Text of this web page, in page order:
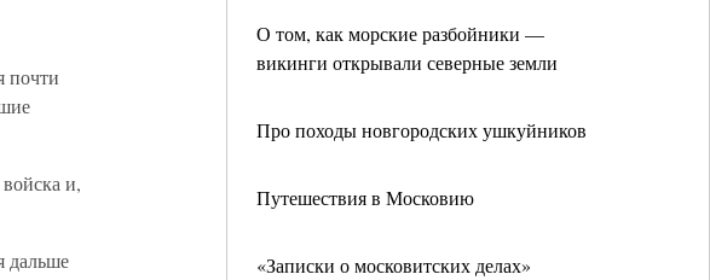
О том, как морские разбойники —
викинги открывали северные земли
Про походы новгородских ушкуйников
Путешествия в Московию
«Записки о московитских делах»
почти
и,
дальше